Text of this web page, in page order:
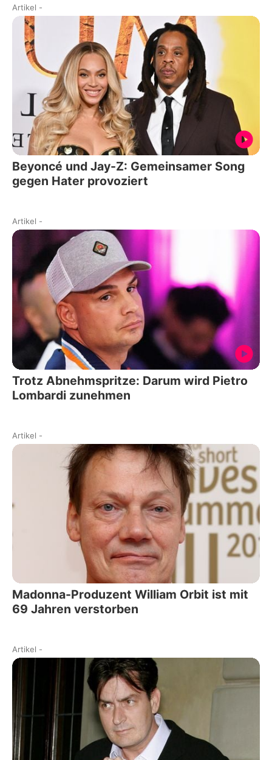
Artikel -
Beyoncé und Jay-Z: Gemeinsamer Song
gegen Hater provoziert
Artikel -
Trotz Abnehmspritze: Darum wird Pietro
Lombardi zunehmen
Artikel -
Madonna-Produzent William Orbit ist mit
69 Jahren verstorben
Artikel -